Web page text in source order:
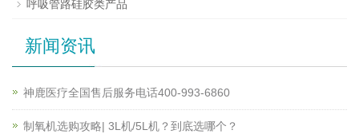
呼吸管路硅胶类产品
新闻资讯
神鹿医疗全国售后服务电话400-993-6860
制氧机选购攻略| 3L机/5L机？到底选哪个？